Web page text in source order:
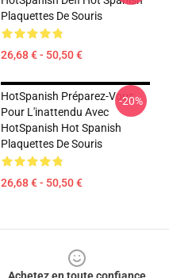
Plaquettes De Souris
26,68 € - 50,50 €
HotSpanish Préparez-Vous
Pour L'inattendu Avec
HotSpanish Hot Spanish
Plaquettes De Souris
26,68 € - 50,50 €
-20%